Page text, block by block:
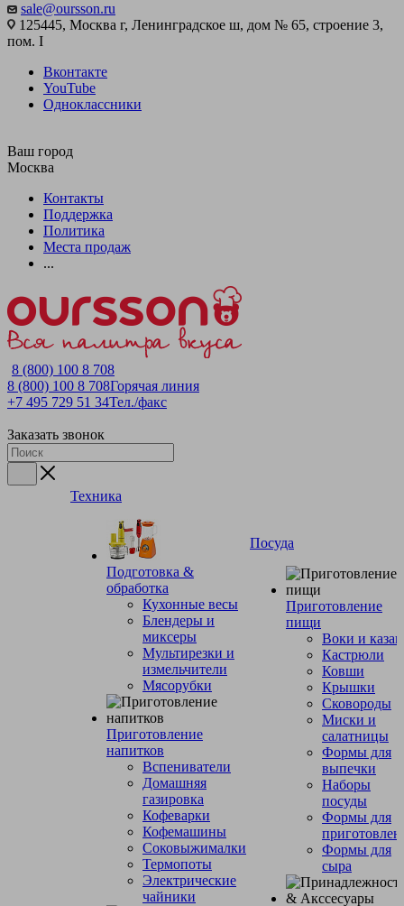
sale@oursson.ru
125445, Москва г, Ленинградское ш, дом № 65, строение 3,
пом. I
Вконтакте
YouTube
Одноклассники
Ваш город
Москва
Контакты
Поддержка
Политика
Места продаж
...
8 (800) 100 8 708
8 (800) 100 8 708Горячая линия
+7 495 729 51 34Тел./факс
Заказать звонок
Техника
Подготовка &
обработка
Кухонные весы
Блендеры и
миксеры
Мультирезки и
измельчители
Мясорубки
Приготовление
напитков
Вспениватели
Домашняя
газировка
Кофеварки
Кофемашины
Соковыжималки
Термопоты
Электрические
чайники
Посуда
Приготовление
пищи
Воки и
Кастрюли
Ковши
Крышки
Сковороды
Миски и
салатницы
Формы для
выпечки
Наборы
посуды
Формы для
Формы для
сыра